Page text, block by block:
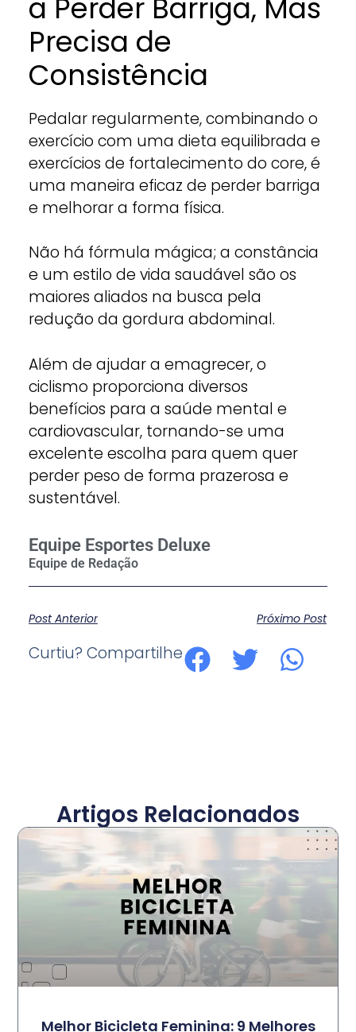
a Perder Barriga, Mas
Precisa de
Consistência
Pedalar regularmente, combinando o
exercício com uma dieta equilibrada e
exercícios de fortalecimento do core, é
uma maneira eficaz de perder barriga
e melhorar a forma física.
Não há fórmula mágica; a constância
e um estilo de vida saudável são os
maiores aliados na busca pela
redução da gordura abdominal.
Além de ajudar a emagrecer, o
ciclismo proporciona diversos
benefícios para a saúde mental e
cardiovascular, tornando-se uma
excelente escolha para quem quer
perder peso de forma prazerosa e
sustentável.
Equipe Esportes Deluxe
Post Anterior Próximo Post
Curtiu? Compartilhe
Artigos Relacionados
Melhor Bicicleta Feminina: 9 Melhores